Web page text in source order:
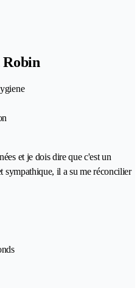
Robin
et je dois dire que c'est un
sympathique, il a su me réconcilier